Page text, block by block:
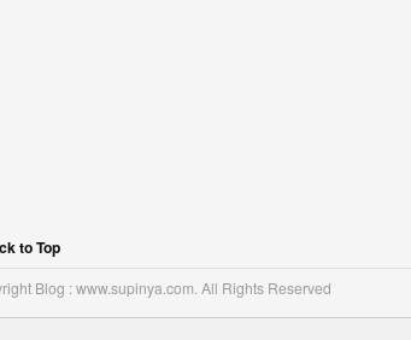
to Top
Blog : www.supinya.com. All Rights Reserved